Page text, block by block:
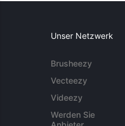
Unser Netzwerk
Brusheezy
Vecteezy
Videezy
Werden Sie